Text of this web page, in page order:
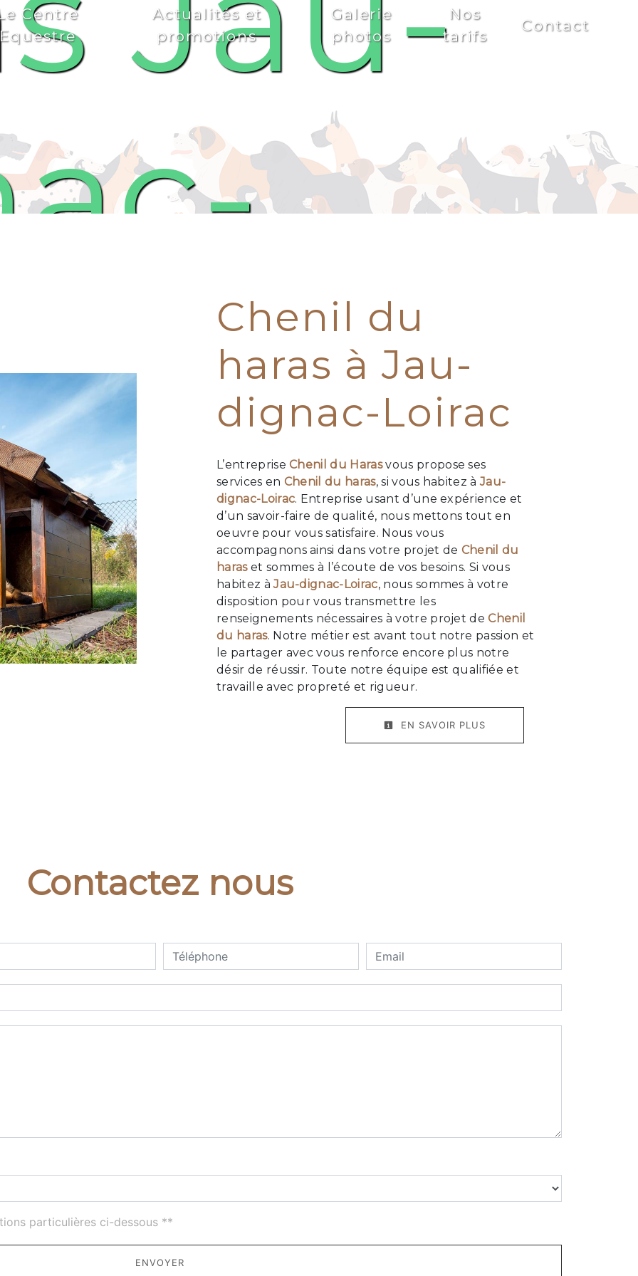
Centre
Actualités et
promotions
Galerie
photos
Nos
tarifs
Contact
Chenil du
haras à Jau-
dignac-Loirac
L’entrepriseChenil du Harasvous propose ses
services en Chenil du haras, si vous habitez àJau-
dignac-Loirac. Entreprise usant d’une expérience et
d’un savoir-faire de qualité, nous mettons tout en
oeuvre pour vous satisfaire. Nous vous
accompagnons ainsi dans votre projet de Chenil du
haraset sommes à l’écoute de vos besoins. Si vous
habitez àJau-dignac-Loirac, nous sommes à votre
disposition pour vous transmettre les
renseignements nécessaires à votre projet deChenil
du haras. Notre métier est avant tout notre passion et
le partager avec vous renforce encore plus notre
désir de réussir. Toute notre équipe est qualifiée et
travaille avec propreté et rigueur.
EN SAVOIR PLUS
Contactez nous
particulières ci-dessous **
ENVOYER